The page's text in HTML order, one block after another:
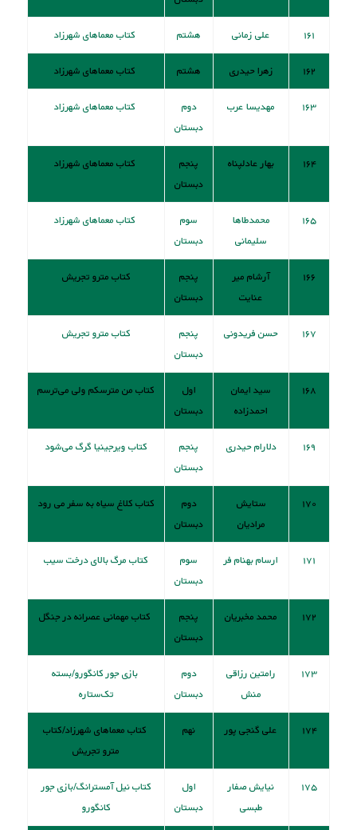
۱۶۱ علی زمانی هشتم کتاب معماهای شهرزاد
۱۶۲ زهرا حیدری هشتم کتاب معماهای شهرزاد
۱۶۳ مهدیسا عرب
دوم
دبستان
کتاب معماهای شهرزاد
۱۶۴ بهار عادلپناه
پنجم
دبستان
کتاب معماهای شهرزاد
۱۶۵
محمدطاها
سلیمانی
سوم
دبستان
کتاب معماهای شهرزاد
۱۶۶
آرشام میر
عنایت
پنجم
دبستان
کتاب مترو تجریش
۱۶۷ حسن فریدونی
پنجم
دبستان
کتاب مترو تجریش
۱۶۸
سید ایمان
احمدزاده
اول
دبستان
کتاب من مترسکم ولی می‌ترسم
۱۶۹ دلارام حیدری
پنجم
دبستان
کتاب‌ ویرجینیا گرگ می‌شود
۱۷۰
ستایش
مرادیان
دوم
دبستان
کتاب کلاغ سیاه به سفر می رود
۱۷۱ ارسام بهنام فر
سوم
دبستان
کتاب مرگ بالای درخت سیب
۱۷۲ محمد مخبریان
پنجم
دبستان
کتاب مهمانی عصرانه در جنگل
۱۷۳
رامتین رزاقی
منش
دوم
دبستان
بازی جور کانگورو/بسته
تک‌ستاره
۱۷۴ علی گنجی پور نهم
کتاب معماهای شهرزاد/کتاب
مترو تجریش
۱۷۵
نیایش صفار
طبسی
اول
دبستان
کتاب نيل آمسترانگ/بازی جور
کانگورو